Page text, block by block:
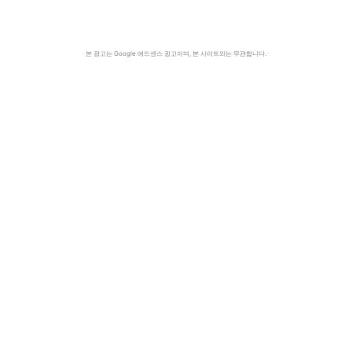
본 광고는 Google 애드센스 광고이며, 본 사이트와는 무관합니다.